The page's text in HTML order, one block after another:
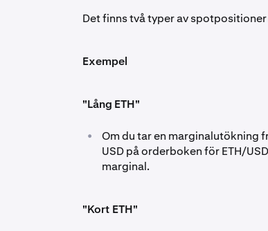
Det finns två typer av
Exempel
"Lång ETH"
•
Om du tar en marginalutökning
USD på orderboken för ETH/
marginal.
"Kort ETH"